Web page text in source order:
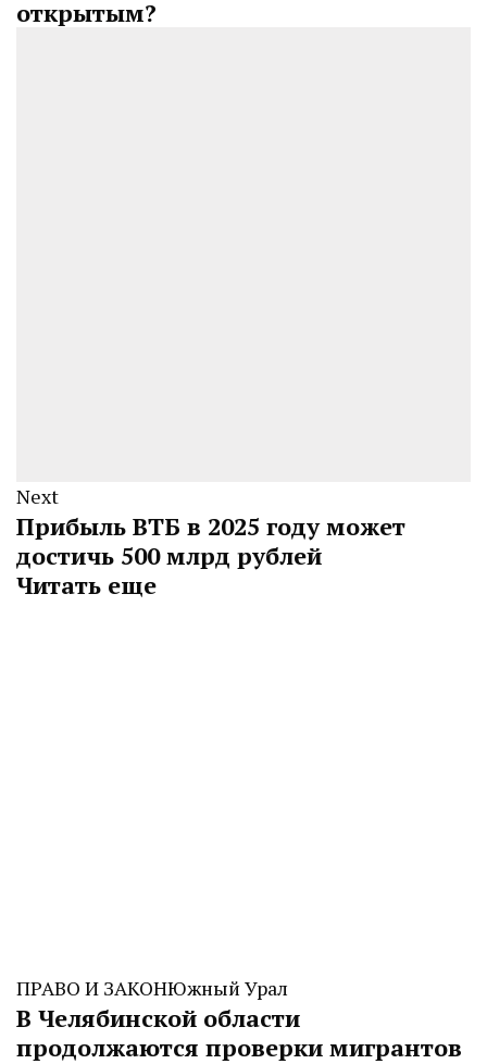
открытым?
Next
Прибыль ВТБ в 2025 году может
достичь 500 млрд рублей
Читать еще
ПРАВО И ЗАКОНЮжный Урал
В Челябинской области
продолжаются проверки мигрантов